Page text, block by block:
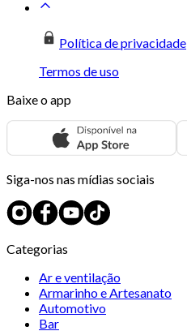
Política de privacidade
Termos de uso
Baixe o app
Siga-nos nas mídias sociais
Categorias
Ar e ventilação
Armarinho e Artesanato
Automotivo
Bar